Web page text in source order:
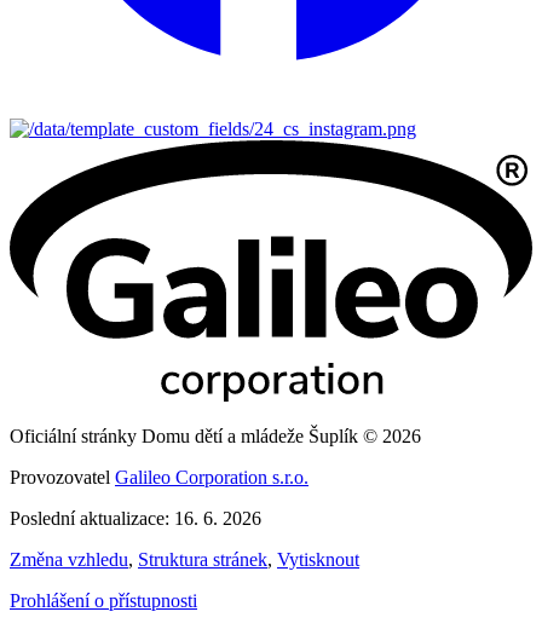
Oficiální stránky Domu dětí a mládeže Šuplík © 2026
Provozovatel Galileo Corporation s.r.o.
Poslední aktualizace: 16. 6. 2026
Změna vzhledu, Struktura stránek, Vytisknout
Prohlášení o přístupnosti